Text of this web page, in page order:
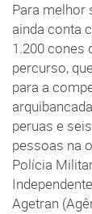
Para melhor
ainda conta
1.200 cones
percurso,
para a
peruas e
pessoas na
Polícia
Agetran